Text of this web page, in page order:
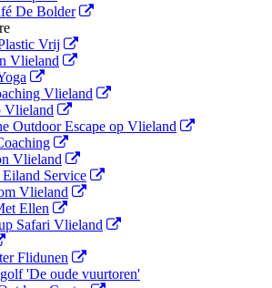
De Bolder
Vrij
Vlieland
Vlieland
Vlieland
Outdoor Escape op Vlieland
Vlieland
Service
Vlieland
Ellen
Safari Vlieland
Flidunen
'De oude vuurtoren'